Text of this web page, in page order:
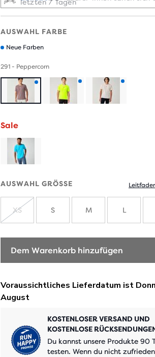
letzten 7 Tagen
AUSWAHL FARBE
Neue Farben
291 - Peppercorn
Produkt
neuen
Farben
Produkt
Produkt
Sale
AUSWAHL GRÖSSE
XS S M L
Dem Warenkorb hinzufügen
KOSTENLOSER VERSAND UND
KOSTENLOSE
Du kannst unsere Produkte 90
testen. Wenn du nicht